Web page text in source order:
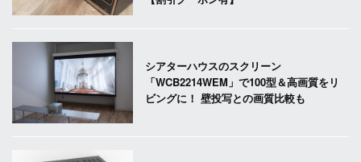
シアターハウスのスクリーン
「WCB2214WEM」で100型＆高画質をリ
ビングに！ 壁投写との画質比較も